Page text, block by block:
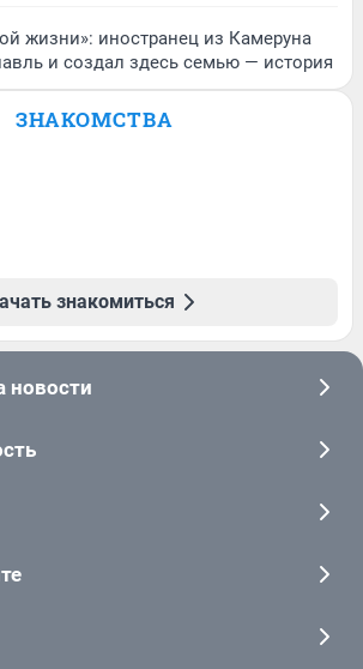
жизни»: иностранец из Камеруна
и создал здесь семью — история
ЗНАКОМСТВА
знакомиться
новости